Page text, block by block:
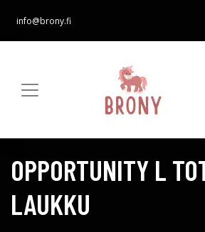
info@brony.fi
OPPORTUNITY L
LAUKKU